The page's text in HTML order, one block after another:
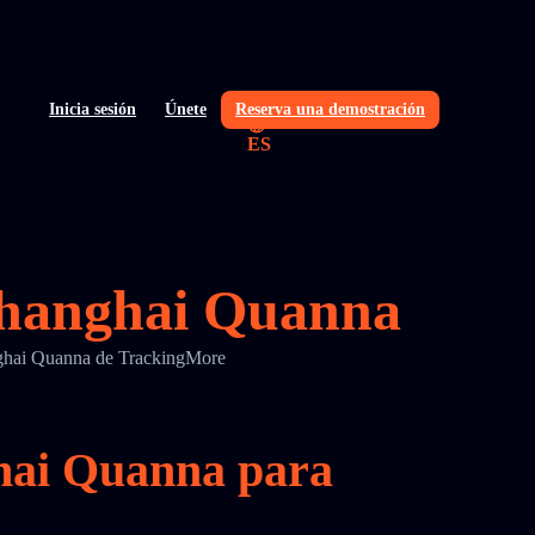
Inicia sesión Únete Reserva una demostración
ES
Quanna
Quanna de TrackingMore
Quanna para